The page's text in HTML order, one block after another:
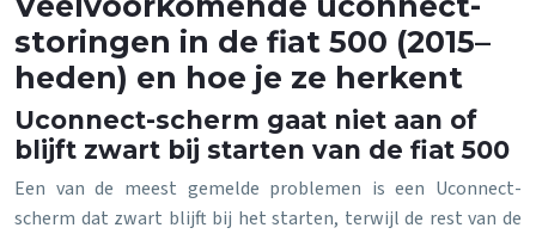
storingen in de fiat 500 (2015–
heden) en hoe je ze herkent
Uconnect-scherm gaat niet aan of
blijft zwart bij starten van de fiat 500
Een van de meest gemelde problemen is een Uconnect-
scherm dat zwart blijft bij het starten, terwijl de rest van de